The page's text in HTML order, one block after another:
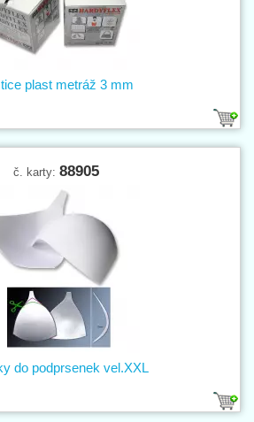
plast metráž 3 mm
č. karty: 88905
do podprsenek vel.XXL